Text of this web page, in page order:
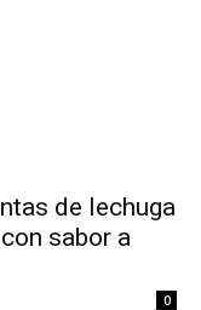
de lechuga
sabor a
0